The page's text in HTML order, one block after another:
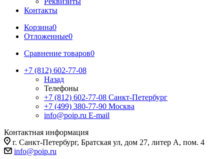
Контакты
Корзина0
Отложенные0
Сравнение товаров0
+7 (812) 602-77-08
Назад
Телефоны
+7 (812) 602-77-08 Санкт-Петербург
+7 (499) 380-77-90 Москва
info@poip.ru E-mail
Контактная информация
г. Санкт-Петербург, Братская ул, дом 27, литер А, пом. 4
info@poip.ru